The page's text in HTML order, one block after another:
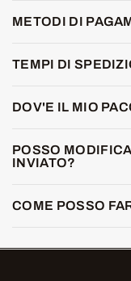
METODI DI
TEMPI DI
DOV'E IL MIO
POSSO
INVIATO?
COME POSSO